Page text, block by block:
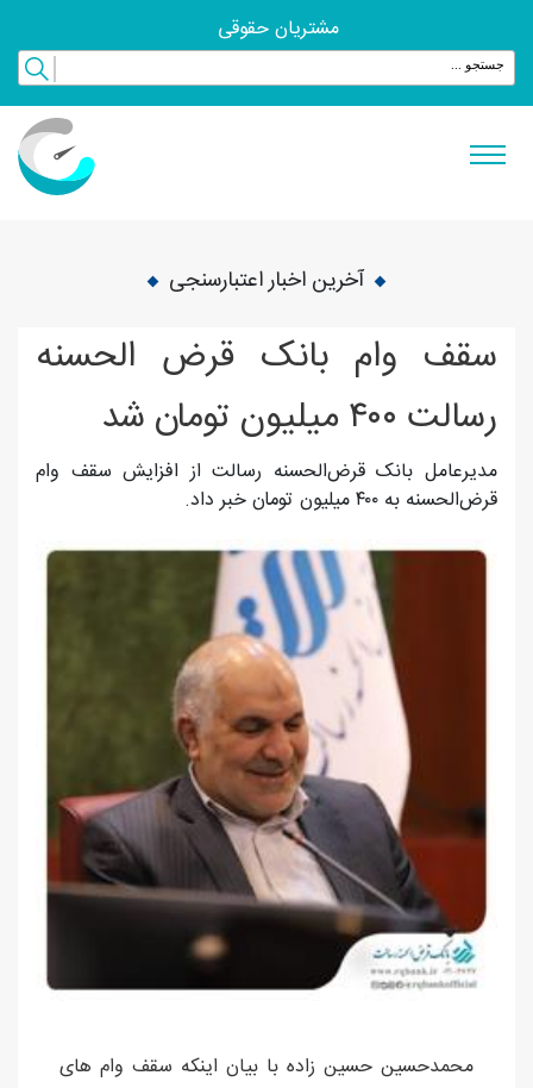
مشتریان حقوقی
آخرین اخبار اعتبارسنجی
سقف وام بانک قرض الحسنه
رسالت ۴۰۰ میلیون تومان شد
مدیرعامل بانک قرض‌الحسنه رسالت از افزایش سقف وام
قرض‌الحسنه به ۴۰۰ میلیون تومان خبر داد.
محمدحسین حسین زاده با بیان اینکه سقف وام های